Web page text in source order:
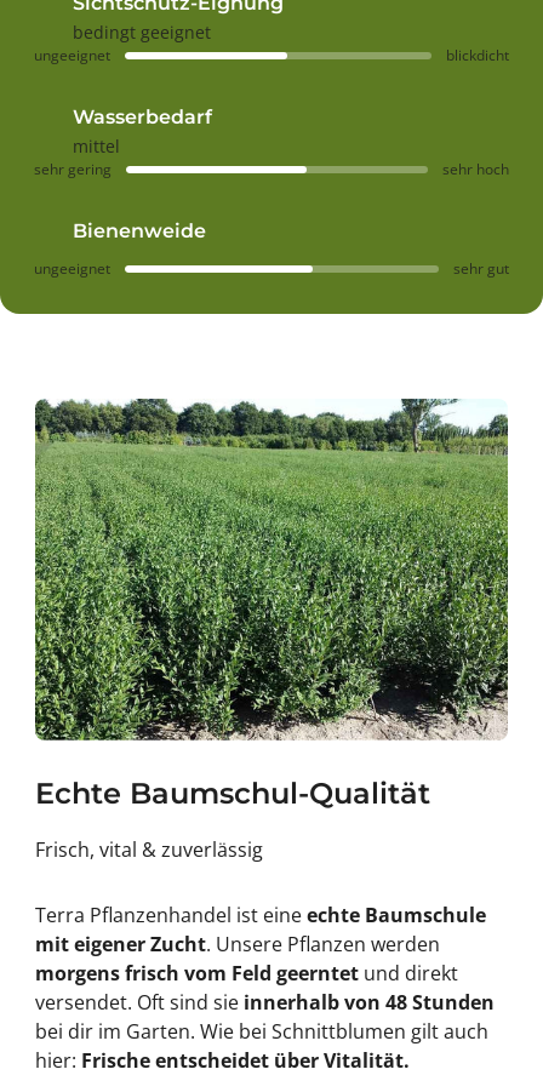
bedingt geeignet
ungeeignet blickdicht
Wasserbedarf
mittel
sehr gering sehr hoch
Bienenweide
ungeeignet sehr gut
Echte Baumschul-Qualität
Frisch, vital & zuverlässig
Terra Pflanzenhandel ist eineechte Baumschule
mit eigener Zucht. Unsere Pflanzen werden
morgens frisch vom Feld geerntetund direkt
versendet. Oft sind sie innerhalb von 48 Stunden
bei dir im Garten. Wie bei Schnittblumen gilt auch
hier: Frische entscheidet über Vitalität.